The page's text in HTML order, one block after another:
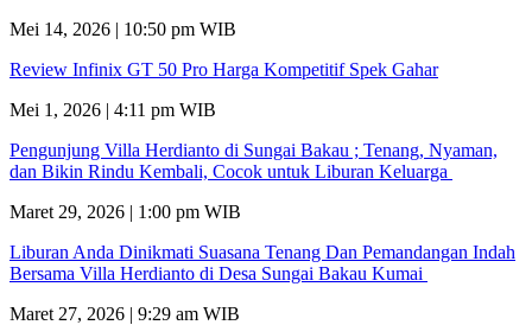
Mei 14, 2026 | 10:50 pm WIB
Review Infinix GT 50 Pro Harga Kompetitif Spek Gahar
Mei 1, 2026 | 4:11 pm WIB
Pengunjung Villa Herdianto di Sungai Bakau ; Tenang, Nyaman,
dan Bikin Rindu Kembali, Cocok untuk Liburan Keluarga
Maret 29, 2026 | 1:00 pm WIB
Liburan Anda Dinikmati Suasana Tenang Dan Pemandangan Indah
Bersama Villa Herdianto di Desa Sungai Bakau Kumai
Maret 27, 2026 | 9:29 am WIB